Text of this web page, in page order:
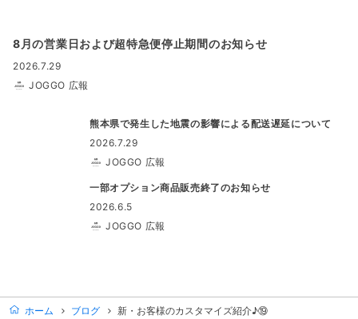
8月の営業日および超特急便停止期間のお知らせ
2026.7.29
JOGGO 広報
熊本県で発生した地震の影響による配送遅延について
2026.7.29
JOGGO 広報
一部オプション商品販売終了のお知らせ
2026.6.5
JOGGO 広報
ホーム ブログ 新・お客様のカスタマイズ紹介♪⑲